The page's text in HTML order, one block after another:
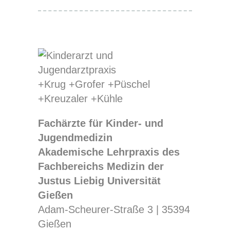
Fachärzte für Kinder- und
Jugendmedizin
Akademische Lehrpraxis des
Fachbereichs Medizin der
Justus Liebig Universität
Gießen
Adam-Scheurer-Straße 3 | 35394
Gießen